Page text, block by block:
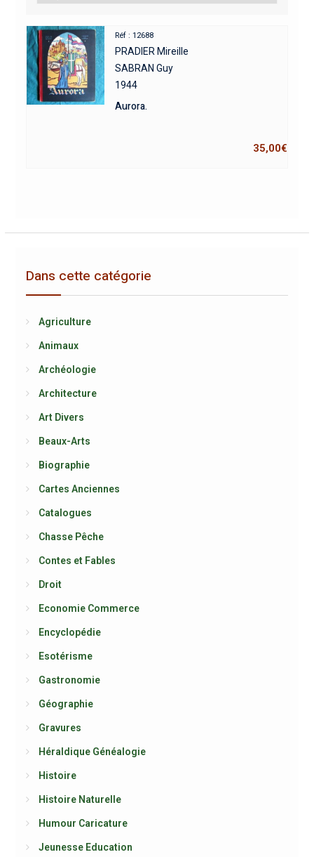
Réf : 12688
PRADIER Mireille
SABRAN Guy
1944
Aurora.
35,00€
Dans cette catégorie
Agriculture
Animaux
Archéologie
Architecture
Art Divers
Beaux-Arts
Biographie
Cartes Anciennes
Catalogues
Chasse Pêche
Contes et Fables
Droit
Economie Commerce
Encyclopédie
Esotérisme
Gastronomie
Géographie
Gravures
Héraldique Généalogie
Histoire
Histoire Naturelle
Humour Caricature
Jeunesse Education